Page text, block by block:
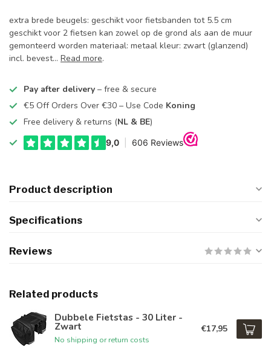
extra brede beugels: geschikt voor fietsbanden tot 5.5 cm
geschikt voor 2 fietsen kan zowel op de grond als aan de muur
gemonteerd worden materiaal: metaal kleur: zwart (glanzend)
incl. bevest... Read more.
Pay after delivery – free & secure
€5 Off Orders Over €30 – Use Code Koning
Free delivery & returns (NL & BE)
Product description
Specifications
Reviews
Related products
Dubbele Fietstas - 30 Liter -
Zwart
No shipping or return costs
€17,95